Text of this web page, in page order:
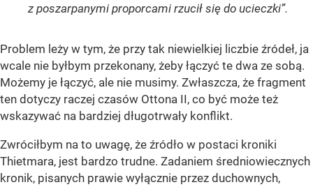
z poszarpanymi proporcami rzucił się do ucieczki”.
Problem leży w tym, że przy tak niewielkiej liczbie źródeł, ja
wcale nie byłbym przekonany, żeby łączyć te dwa ze sobą.
Możemy je łączyć, ale nie musimy. Zwłaszcza, że fragment
ten dotyczy raczej czasów Ottona II, co być może też
wskazywać na bardziej długotrwały konflikt.
Zwróciłbym na to uwagę, że źródło w postaci kroniki
Thietmara, jest bardzo trudne. Zadaniem średniowiecznych
kronik, pisanych prawie wyłącznie przez duchownych,